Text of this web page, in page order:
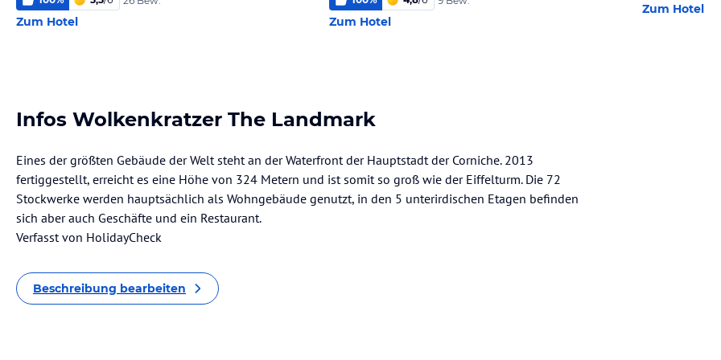
Zum Hotel Zum Hotel
Zum Hotel
Infos Wolkenkratzer The Landmark
Eines der größten Gebäude der Welt steht an der Waterfront der Hauptstadt der Corniche. 2013
fertiggestellt, erreicht es eine Höhe von 324 Metern und ist somit so groß wie der Eiffelturm. Die 72
Stockwerke werden hauptsächlich als Wohngebäude genutzt, in den 5 unterirdischen Etagen befinden
sich aber auch Geschäfte und ein Restaurant.
Verfasst von HolidayCheck
Beschreibung bearbeiten